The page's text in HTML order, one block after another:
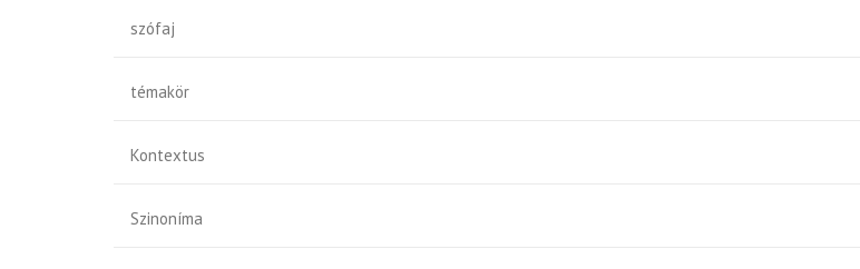
szófaj
témakör
Kontextus
Szinoníma